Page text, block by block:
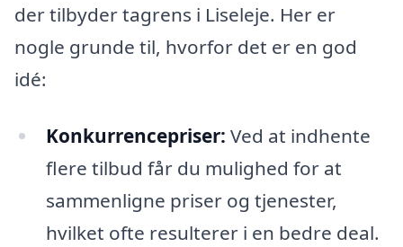
der tilbyder tagrens i Liseleje. Her er
nogle grunde til, hvorfor det er en god
idé:
Konkurrencepriser: Ved at indhente
flere tilbud får du mulighed for at
sammenligne priser og tjenester,
hvilket ofte resulterer i en bedre deal.